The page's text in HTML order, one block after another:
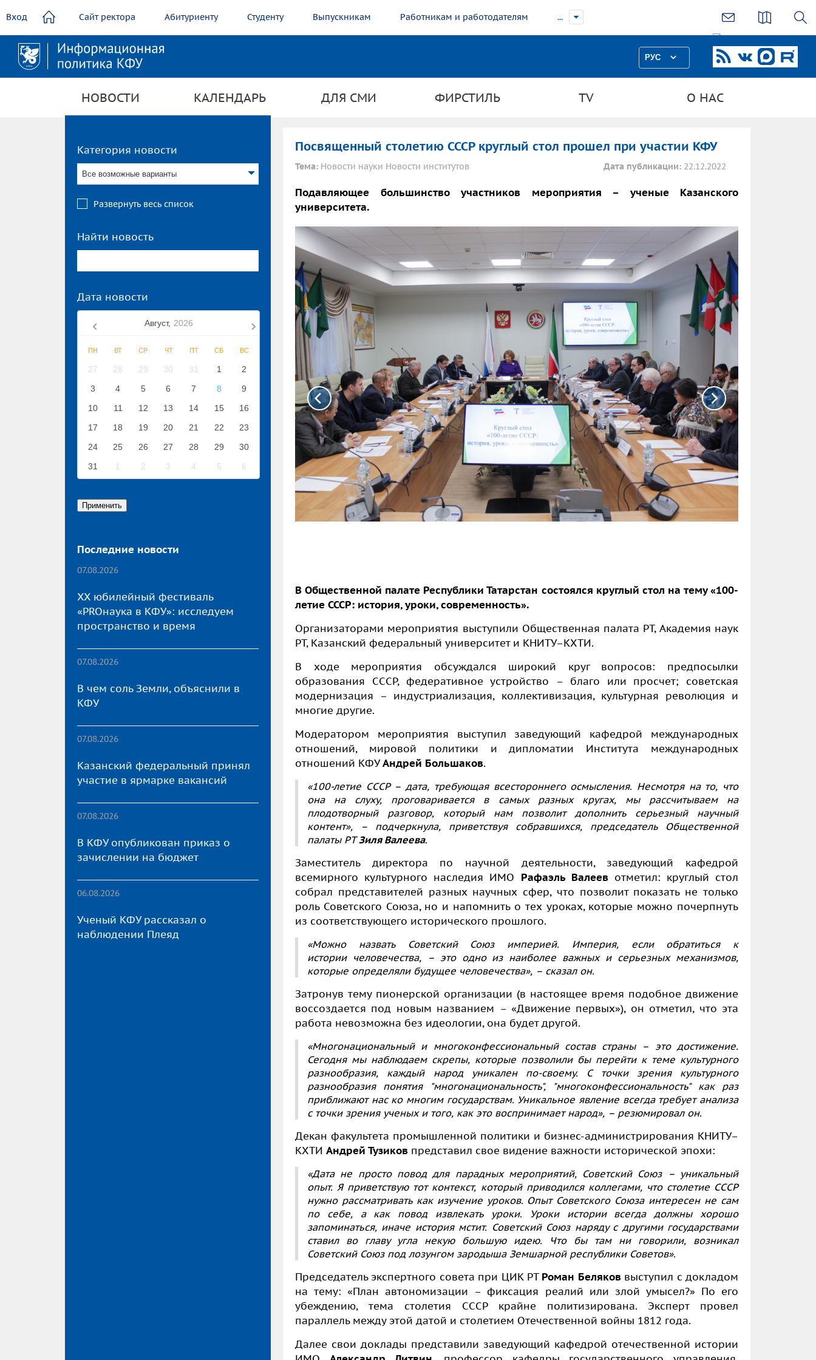
содержанию
Вход Сайт ректора Абитуриенту Студенту Выпускникам Работникам и работодателям ...
РУС
НОВОСТИ КАЛЕНДАРЬ ДЛЯ СМИ ФИРСТИЛЬ TV О НАС
Категория новости
Все возможные варианты
Развернуть весь список
Найти новость
Дата новости
Август, 2026
ПН ВТ СР ЧТ ПТ СБ ВС
27 28 29 30 31 1
2
3
4 5 6 7 8
9
10
11 12 13 14 15
16
17
18 19 20 21 22
23
24
25 26 27 28 29
30
31
1 2 3 4 5 6
Последние новости
07.08.2026
XX юбилейный фестиваль
«PROнаука в КФУ»: исследуем
пространство и время
07.08.2026
В чем соль Земли, объяснили в
КФУ
07.08.2026
Казанский федеральный принял
участие в ярмарке вакансий
07.08.2026
В КФУ опубликован приказ о
зачислении на бюджет
06.08.2026
Ученый КФУ рассказал о
наблюдении Плеяд
Посвященный столетию СССР круглый стол прошел при участии КФУ
Тема: Новости науки Новости институтов Дата публикации: 22.12.2022
Подавляющее большинство участников мероприятия – ученые Казанского
университета.
В Общественной палате Республики Татарстан состоялся круглый стол на тему «100-
летие СССР: история, уроки, современность».
Организаторами мероприятия выступили Общественная палата РТ, Академия наук
РТ, Казанский федеральный университет и КНИТУ–КХТИ.
В ходе мероприятия обсуждался широкий круг вопросов: предпосылки
образования СССР, федеративное устройство – благо или просчет; советская
модернизация – индустриализация, коллективизация, культурная революция и
многие другие.
Модератором мероприятия выступил заведующий кафедрой международных
отношений, мировой политики и дипломатии Института международных
отношений КФУАндрей Большаков.
«100-летие СССР – дата, требующая всестороннего осмысления. Несмотря на то, что
она на слуху, проговаривается в самых разных кругах, мы рассчитываем на
плодотворный разговор, который нам позволит дополнить серьезный научный
контент», – подчеркнула, приветствуя собравшихся, председатель Общественной
палаты РТЗиля Валеева.
Заместитель директора по научной деятельности, заведующий кафедрой
всемирного культурного наследия ИМО Рафаэль Валеевотметил: круглый стол
собрал представителей разных научных сфер, что позволит показать не только
роль Советского Союза, но и напомнить о тех уроках, которые можно почерпнуть
из соответствующего исторического прошлого.
«Можно назвать Советский Союз империей. Империя, если обратиться к
истории человечества, – это одно из наиболее важных и серьезных механизмов,
которые определяли будущее человечества», – сказал он.
Затронув тему пионерской организации (в настоящее время подобное движение
воссоздается под новым названием – «Движение первых»), он отметил, что эта
работа невозможна без идеологии, она будет другой.
«Многонациональный и многоконфессиональный состав страны – это достижение.
Сегодня мы наблюдаем скрепы, которые позволили бы перейти к теме культурного
разнообразия, каждый народ уникален по-своему. С точки зрения культурного
разнообразия понятия "многонациональность", "многоконфессиональность" как раз
приближают нас ко многим государствам. Уникальное явление всегда требует анализа
с точки зрения ученых и того, как это воспринимает народ», – резюмировал он.
Декан факультета промышленной политики и бизнес-администрирования КНИТУ–
КХТИ Андрей Тузиков представил свое видение важности исторической эпохи:
«Дата не просто повод для парадных мероприятий, Советский Союз – уникальный
опыт. Я приветствую тот контекст, который приводился коллегами, что столетие СССР
нужно рассматривать как изучение уроков. Опыт Советского Союза интересен не сам
по себе, а как повод извлекать уроки. Уроки истории всегда должны хорошо
запоминаться, иначе история мстит. Советский Союз наряду с другими государствами
ставил во главу угла некую большую идею. Что бы там ни говорили, возникал
Советский Союз под лозунгом зародыша Земшарной республики Советов».
Председатель экспертного совета при ЦИК РТ Роман Беляков выступил с докладом
на тему: «План автономизации – фиксация реалий или злой умысел?» По его
убеждению, тема столетия СССР крайне политизирована. Эксперт провел
параллель между этой датой и столетием Отечественной войны 1812 года.
Далее свои доклады представили заведующий кафедрой отечественной истории